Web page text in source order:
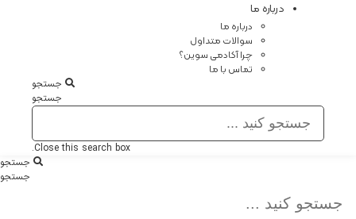
درباره ما
درباره ما
سوالات متداول
چرا آکادمی سوین؟
تماس با ما
جستجو
جستجو
Close this search box.
جستجو
جستجو